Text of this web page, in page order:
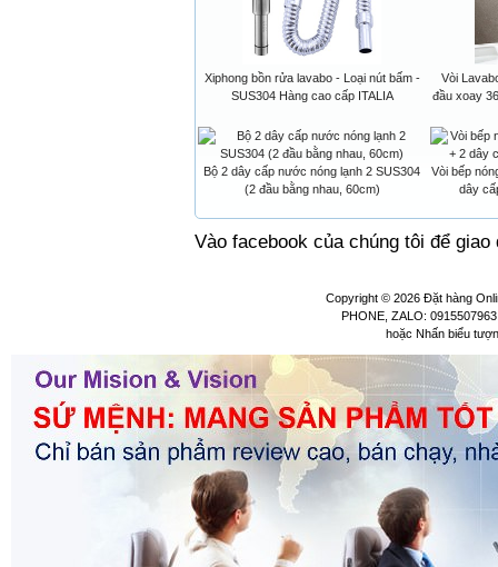
Xiphong bồn rửa lavabo - Loại nút bấm -
SUS304 Hàng cao cấp ITALIA
Vòi
đầu xoay
Bộ 2 dây cấp nước nóng lạnh 2 SUS304
(2 đầu bằng nhau, 60cm)
Vòi bếp
dây
Vào facebook của chúng tôi để giao
Copyright © 2026 Đặt hàng
PHONE, ZALO:
hoặc Nhấn biểu